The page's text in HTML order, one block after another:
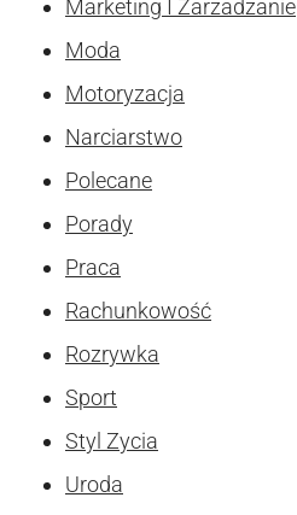
Marketing I Zarzadzanie
Moda
Motoryzacja
Narciarstwo
Polecane
Porady
Praca
Rachunkowość
Rozrywka
Sport
Styl Zycia
Uroda